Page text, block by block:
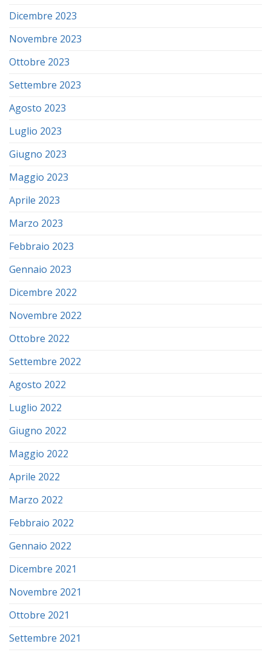
Dicembre 2023
Novembre 2023
Ottobre 2023
Settembre 2023
Agosto 2023
Luglio 2023
Giugno 2023
Maggio 2023
Aprile 2023
Marzo 2023
Febbraio 2023
Gennaio 2023
Dicembre 2022
Novembre 2022
Ottobre 2022
Settembre 2022
Agosto 2022
Luglio 2022
Giugno 2022
Maggio 2022
Aprile 2022
Marzo 2022
Febbraio 2022
Gennaio 2022
Dicembre 2021
Novembre 2021
Ottobre 2021
Settembre 2021